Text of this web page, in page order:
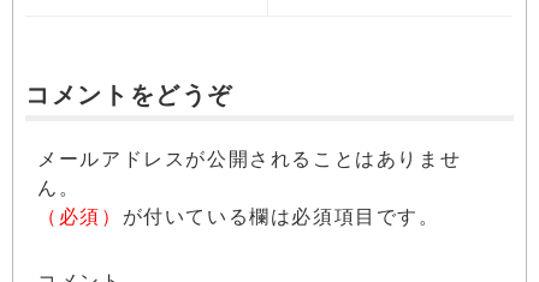
コメントをどうぞ
メールアドレスが公開されることはありませ
ん。
（必須） が付いている欄は必須項目です。